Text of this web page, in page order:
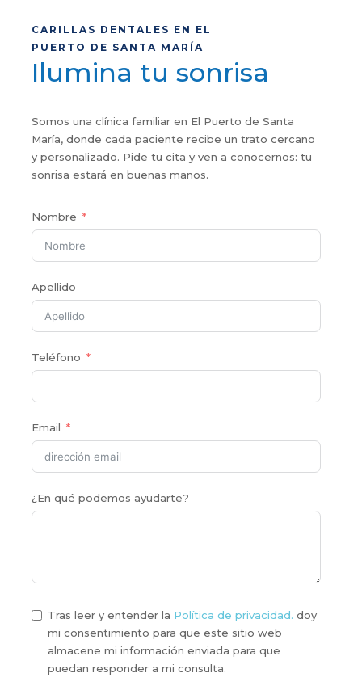
CARILLAS DENTALES EN EL
PUERTO DE SANTA MARÍA
Ilumina tu sonrisa
Somos una clínica familiar en El Puerto de Santa
María, donde cada paciente recibe un trato cercano
y personalizado. Pide tu cita y ven a conocernos: tu
sonrisa estará en buenas manos.
Nombre
Apellido
Teléfono
Email
¿En qué podemos ayudarte?
Tras leer y entender la Política de privacidad. doy
mi consentimiento para que este sitio web
almacene mi información enviada para que
puedan responder a mi consulta.